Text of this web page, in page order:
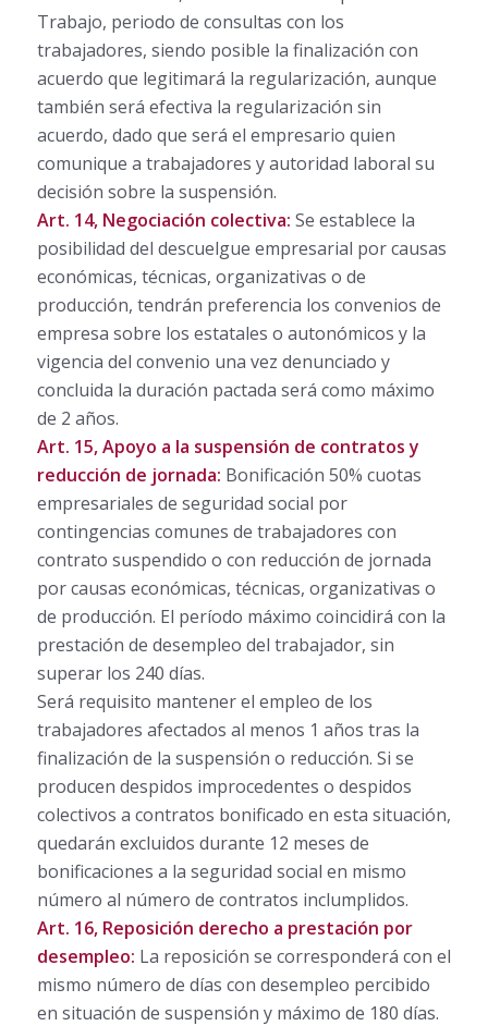
Trabajo, periodo de consultas con los
trabajadores, siendo posible la finalización con
acuerdo que legitimará la regularización, aunque
también será efectiva la regularización sin
acuerdo, dado que será el empresario quien
comunique a trabajadores y autoridad laboral su
decisión sobre la suspensión.
Art. 14, Negociación colectiva: Se establece la
posibilidad del descuelgue empresarial por causas
económicas, técnicas, organizativas o de
producción, tendrán preferencia los convenios de
empresa sobre los estatales o autonómicos y la
vigencia del convenio una vez denunciado y
concluida la duración pactada será como máximo
de 2 años.
Art. 15, Apoyo a la suspensión de contratos y
reducción de jornada: Bonificación 50% cuotas
empresariales de seguridad social por
contingencias comunes de trabajadores con
contrato suspendido o con reducción de jornada
por causas económicas, técnicas, organizativas o
de producción. El período máximo coincidirá con la
prestación de desempleo del trabajador, sin
superar los 240 días.
Será requisito mantener el empleo de los
trabajadores afectados al menos 1 años tras la
finalización de la suspensión o reducción. Si se
producen despidos improcedentes o despidos
colectivos a contratos bonificado en esta situación,
quedarán excluidos durante 12 meses de
bonificaciones a la seguridad social en mismo
número al número de contratos inclumplidos.
Art. 16, Reposición derecho a prestación por
desempleo: La reposición se corresponderá con el
mismo número de días con desempleo percibido
en situación de suspensión y máximo de 180 días.